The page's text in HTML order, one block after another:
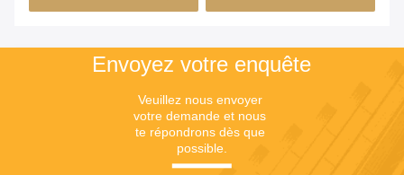
Envoyez votre enquête
Veuillez nous envoyer
votre demande et nous
te répondrons dès que
possible.